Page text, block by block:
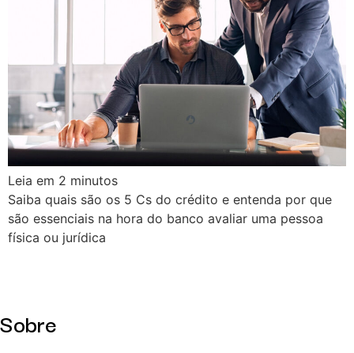
Leia em 2 minutos
Saiba quais são os 5 Cs do crédito e entenda por que
são essenciais na hora do banco avaliar uma pessoa
física ou jurídica
Sobre